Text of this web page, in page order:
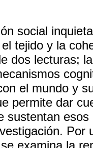
social
tejido y la
dos lecturas;
el mundo y
permite dar
sustentan
Por
examina la